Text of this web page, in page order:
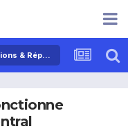
Sony Ericsson Xperia Arc S - Aides, Questions & Réponses